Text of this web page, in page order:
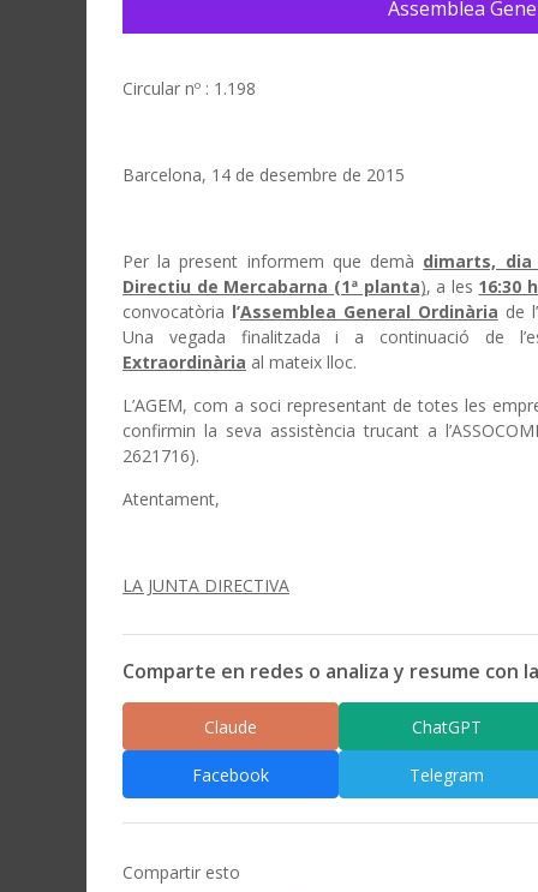
Assemblea
Circular nº : 1.198
Barcelona, 14 de desembre de 2015
Per la present informem que demà dimarts, dia
Directiu de Mercabarna (1ª planta), a les 16:30
convocatòria l’Assemblea General Ordinària de
Una vegada finalitzada i a continuació de
Extraordinària al mateix lloc.
L’AGEM, com a soci representant de totes les
confirmin la seva assistència trucant a
2621716).
Atentament,
LA JUNTA DIRECTIVA
Comparte en redes o analiza y resume con
Claude ChatGPT
Facebook Telegram
Compartir esto